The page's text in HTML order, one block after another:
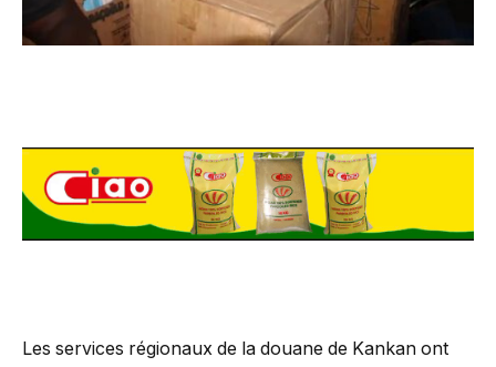
Les services régionaux de la douane de Kankan ont